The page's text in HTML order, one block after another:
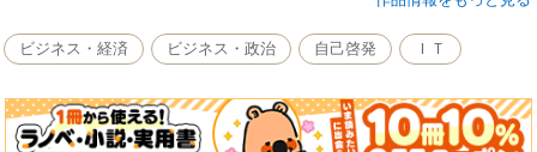
ビジネス・経済 ビジネス・政治 自己啓発 ＩＴ